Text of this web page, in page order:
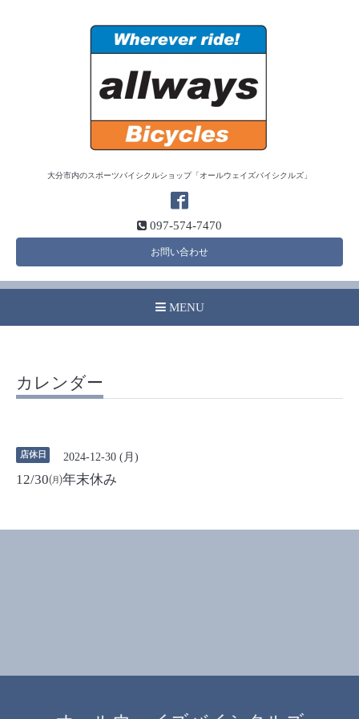
大分市内のスポーツバイシクルショップ「オールウェイズバイシクルズ」
097-574-7470
お問い合わせ
MENU
カレンダー
店休日 2024-12-30 (月)
12/30㈪年末休み